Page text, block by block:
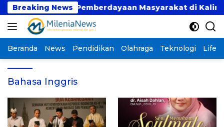
Langsung
ke
konten
Breaking News
Perkuat Pemberdayaan Masyarakat di Kalimantan
Beranda News Pendidikan Olahraga Teknologi
Bahasa Inggris